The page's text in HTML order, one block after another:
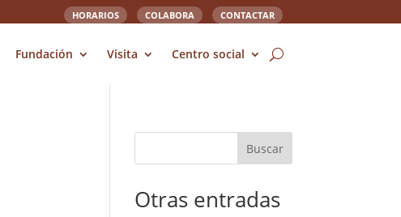
HORARIOS COLABORA CONTACTAR
Fundación Visita Centro social
Buscar
Otras entradas